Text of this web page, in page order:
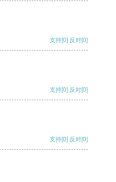
支持[0] 反对[0]
支持[0] 反对[0]
支持[0] 反对[0]